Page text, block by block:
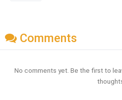
Comments
No comments yet. Be the first to